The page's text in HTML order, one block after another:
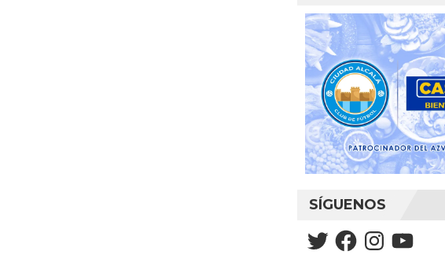
SÍGUENOS
TwitterFacebookInstagramYouTube